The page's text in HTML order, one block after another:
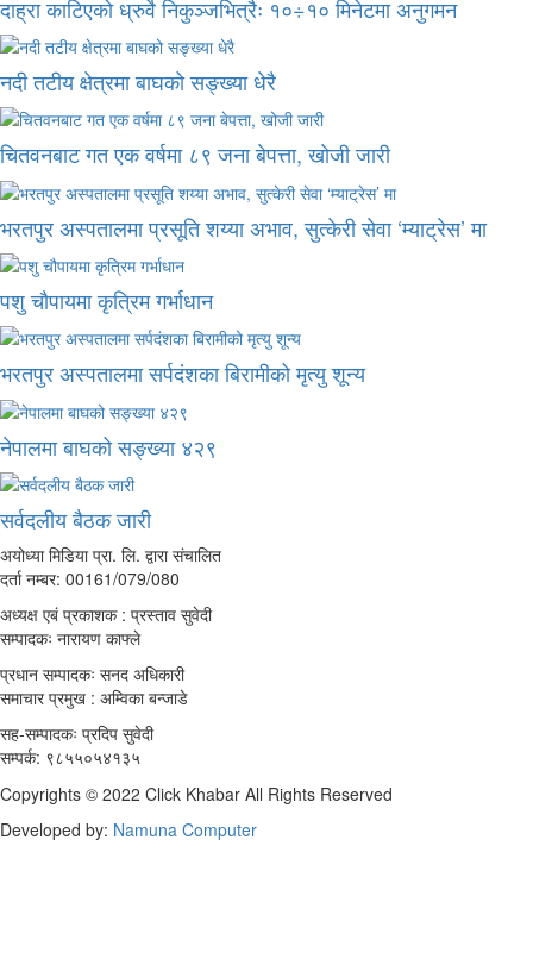
दाह्रा काटिएको ध्रुर्वे निकुञ्जभित्रैः १०÷१० मिनेटमा अनुगमन
नदी तटीय क्षेत्रमा बाघको सङ्ख्या धेरै
चितवनबाट गत एक वर्षमा ८९ जना बेपत्ता, खोजी जारी
भरतपुर अस्पतालमा प्रसूति शय्या अभाव, सुत्केरी सेवा ‘म्याट्रेस’ मा
पशु चौपायमा कृत्रिम गर्भाधान
भरतपुर अस्पतालमा सर्पदंशका बिरामीको मृत्यु शून्य
नेपालमा बाघको सङ्ख्या ४२९
सर्वदलीय बैठक जारी
अयोध्या मिडिया प्रा. लि. द्वारा संचालित
दर्ता नम्बर: 00161/079/080
अध्यक्ष एबं प्रकाशक : प्रस्ताव सुवेदी
सम्पादकः नारायण काफ्ले
प्रधान सम्पादकः सनद अधिकारी
समाचार प्रमुख : अम्विका बन्जाडे
सह-सम्पादकः प्रदिप सुवेदी
सम्पर्क: ९८५५०५४१३५
Copyrights © 2022 Click Khabar All Rights Reserved
Developed by: Namuna Computer